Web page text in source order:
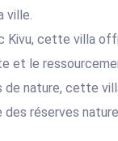
ville.
Kivu, cette villa
et le
de nature, cette
des réserves